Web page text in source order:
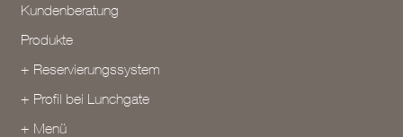
Kundenberatung
Produkte
+ Reservierungssystem
+ Profil bei Lunchgate
+ Menü